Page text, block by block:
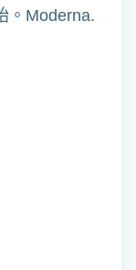
。Moderna.